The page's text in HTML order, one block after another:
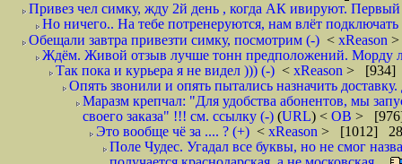
Привез чел симку, жду 2й день , когда АК ивируют. Первый
Но ничего.. На тебе потренеруются, нам влёт подключать
Обещали завтра привезти симку, посмотрим (-) < xReason
Ждём. Живой отзыв лучше тонн предположений. Морду
Так пока и курьера я не видел ))) (-) < xReason > [934]
Опять звонили и опять пытались назначить
Маразм крепчал: "Для удобства абонентов, мы
своего заказа" !!! см. ссылку (-) (URL) < ОВ >
Это вообще чё за .... ? (+) < xReason > [1012]
Поле Чудес. Угадал все буквы, но не смог